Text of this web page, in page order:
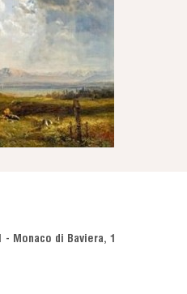
- Monaco di Baviera, 1